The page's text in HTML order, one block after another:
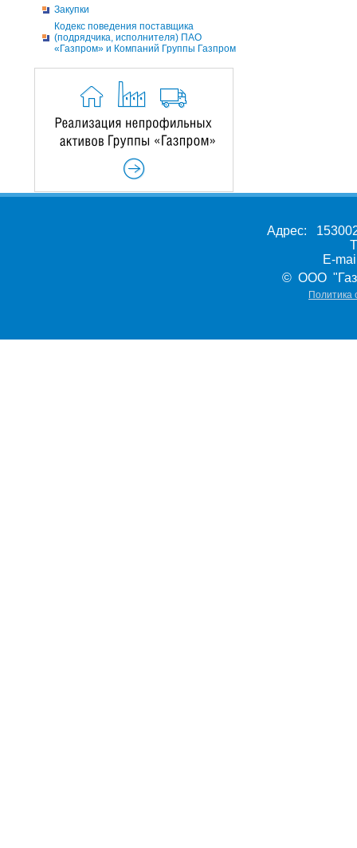
Закупки
Кодекс поведения поставщика
(подрядчика, исполнителя) ПАО
«Газпром» и Компаний Группы Газпром
Адрес:
E-
© ООО
Политика